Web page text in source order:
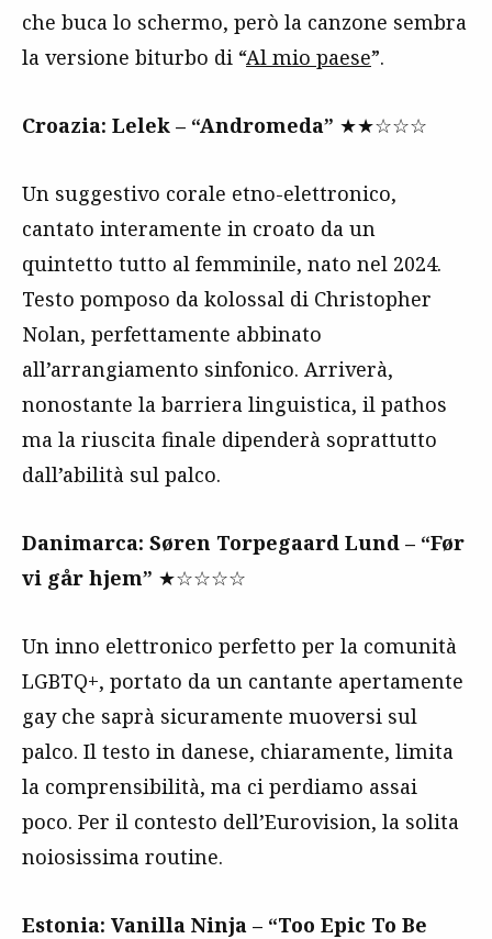
che buca lo schermo, però la canzone sembra
la versione biturbo di “Al mio paese”.
Croazia: Lelek – “Andromeda” ★★☆☆☆
Un suggestivo corale etno-elettronico,
cantato interamente in croato da un
quintetto tutto al femminile, nato nel 2024.
Testo pomposo da kolossal di Christopher
Nolan, perfettamente abbinato
all’arrangiamento sinfonico. Arriverà,
nonostante la barriera linguistica, il pathos
ma la riuscita finale dipenderà soprattutto
dall’abilità sul palco.
Danimarca: Søren Torpegaard Lund – “Før
vi går hjem” ★☆☆☆☆
Un inno elettronico perfetto per la comunità
LGBTQ+, portato da un cantante apertamente
gay che saprà sicuramente muoversi sul
palco. Il testo in danese, chiaramente, limita
la comprensibilità, ma ci perdiamo assai
poco. Per il contesto dell’Eurovision, la solita
noiosissima routine.
Estonia: Vanilla Ninja – “Too Epic To Be